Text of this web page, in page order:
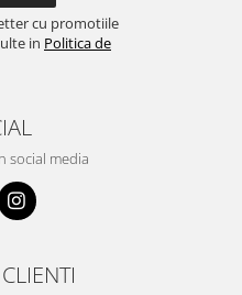
cu promotiile
in Politica de
social media